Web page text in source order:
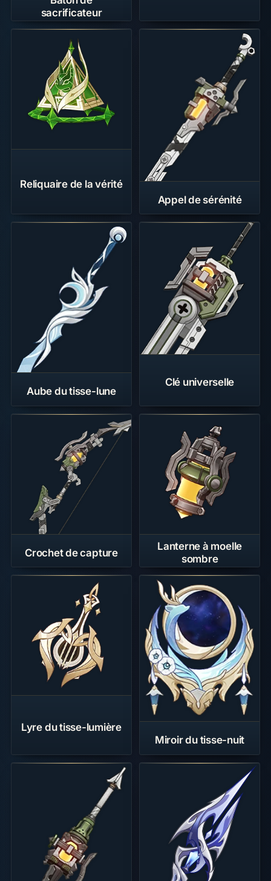
sacrificateur
Reliquaire de la vérité
Appel de sérénité
Aube du tisse-lune
Clé universelle
Crochet de capture
Lanterne à moelle
sombre
Lyre du tisse-lumière
Miroir du tisse-nuit